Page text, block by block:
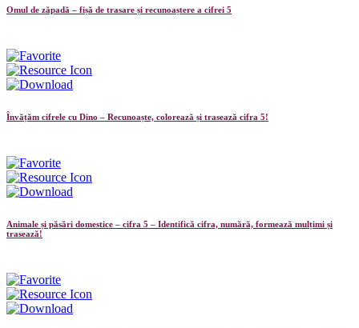
Omul de zăpadă – fișă de trasare și recunoaștere a cifrei 5
Învățăm cifrele cu Dino – Recunoaște, colorează și trasează cifra 5!
Animale și păsări domestice – cifra 5 – Identifică cifra, numără, formează mulțimi și
trasează!